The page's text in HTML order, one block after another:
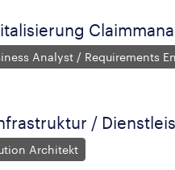
Analyst / Requirements
/
Architekt